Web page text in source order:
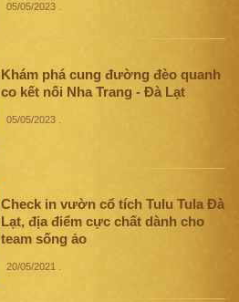
05/05/2023
Khám phá cung đường đèo quanh
co kết nối Nha Trang - Đà Lạt
05/05/2023
Check in vườn cổ tích Tulu Tula Đà
Lạt, địa điểm cực chất dành cho
team sống ảo
20/05/2021